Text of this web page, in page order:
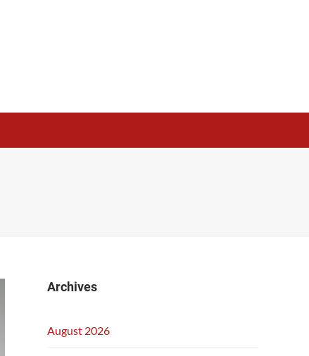
Archives
August 2026